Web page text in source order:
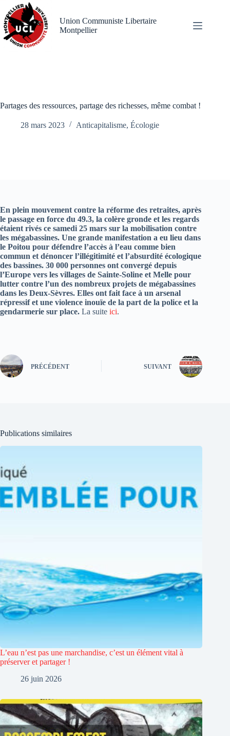
Passer
au
contenu
Union Communiste Libertaire
Montpellier
Partages des ressources, partage des richesses, même combat !
28 mars 2023 Anticapitalisme, Écologie
En plein mouvement contre la réforme des retraites, après
le passage en force du 49.3, la colère gronde et les regards
étaient rivés ce samedi 25 mars sur la mobilisation contre
les mégabassines. Une grande manifestation a eu lieu dans
le Poitou pour défendre l’accès à l’eau comme bien
commun et dénoncer l’illégitimité et l’absurdité écologique
des bassines. 30 000 personnes ont convergé depuis
l’Europe vers les villages de Sainte-Soline et Melle pour
lutter contre l’un des nombreux projets de mégabassines
dans les Deux-Sèvres. Elles ont fait face à un arsenal
répressif et une violence inouïe de la part de la police et la
gendarmerie sur place. La suite ici.
PRÉCÉDENT SUIVANT
Publications similaires
L’eau n’est pas une marchandise, c’est un élément vital à
préserver et partager !
26 juin 2026